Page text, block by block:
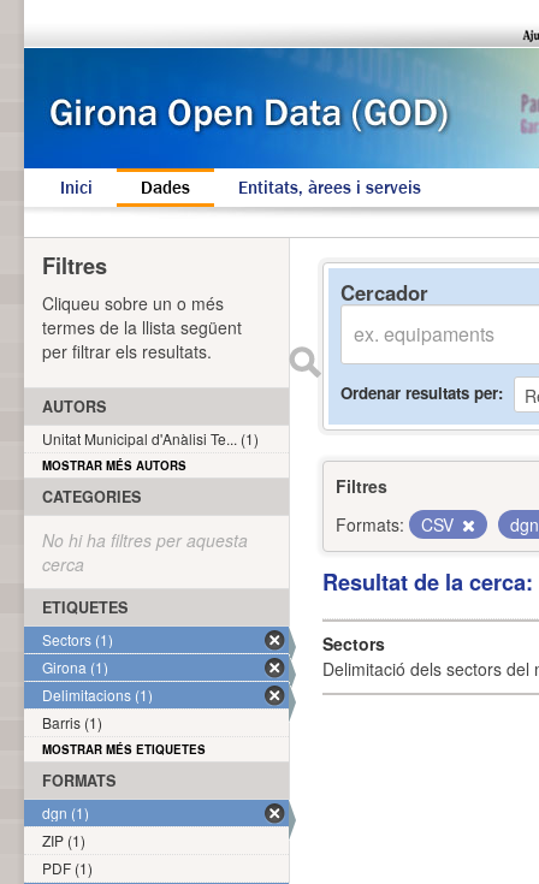
Inici Dades Entitats, àrees i serveis
Cercador
Ordenar resultats per
Filtres
Formats:
CSV
Resultat de la
Sectors
Delimitació dels sectors del
Filtres
Cliqueu sobre un o més
termes de la llista següent
per filtrar els resultats.
AUTORS
Unitat Municipal d'Anàlisi Te... (1)
MOSTRAR MÉS AUTORS
CATEGORIES
No hi ha filtres per aquesta
cerca
ETIQUETES
Sectors (1)
Girona (1)
Delimitacions (1)
Barris (1)
MOSTRAR MÉS ETIQUETES
FORMATS
dgn (1)
ZIP (1)
PDF (1)